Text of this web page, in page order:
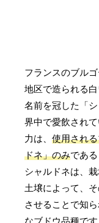
フランスのブル
地区で造られる
名前を冠した「
界中で愛飲され
力は、使用され
ドネ」のみであ
シャルドネは、
土壌によって、
させることで知